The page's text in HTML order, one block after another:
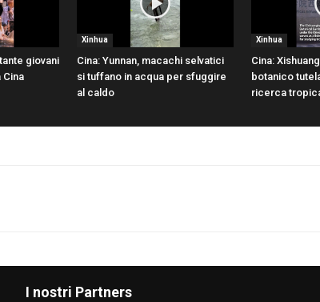
giovani
Cina
Xinhua
Cina: Yunnan, macachi selvatici
si tuffano in acqua per sfuggire
al caldo
Xinhua
Cina:
botanico
ricerca
I nostri Partners